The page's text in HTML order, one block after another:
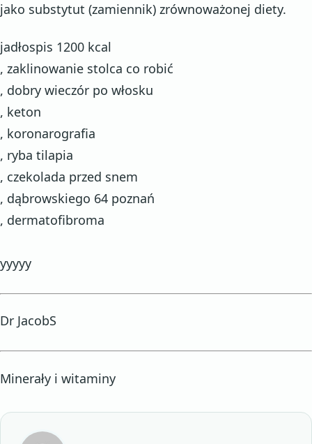
jako substytut (zamiennik) zrównoważonej diety.
jadłospis 1200 kcal
, zaklinowanie stolca co robić
, dobry wieczór po włosku
, keton
, koronarografia
, ryba tilapia
, czekolada przed snem
, dąbrowskiego 64 poznań
, dermatofibroma
yyyyy
Dr JacobS
Minerały i witaminy